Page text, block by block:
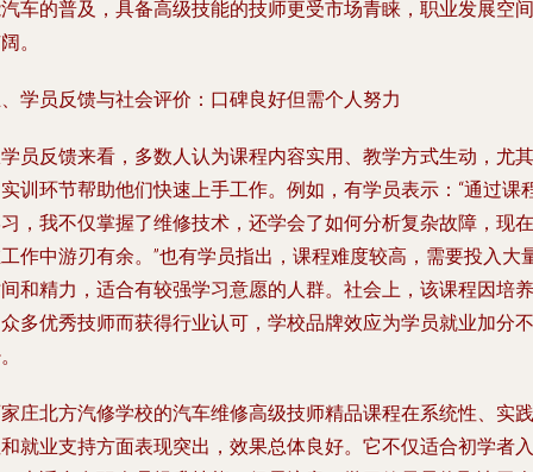
车的普及，具备高级技能的技师更受市场青睐，职业发展空间
。
学员反馈与社会评价：口碑良好但需个人努力
员反馈来看，多数人认为课程内容实用、教学方式生动，尤其
训环节帮助他们快速上手工作。例如，有学员表示：“通过课
，我不仅掌握了维修技术，还学会了如何分析复杂故障，现在
作中游刃有余。”也有学员指出，课程难度较高，需要投入大
和精力，适合有较强学习意愿的人群。社会上，该课程因培养
多优秀技师而获得行业认可，学校品牌效应为学员就业加分不
庄北方汽修学校的汽车维修高级技师精品课程在系统性、实践
就业支持方面表现突出，效果总体良好。它不仅适合初学者入